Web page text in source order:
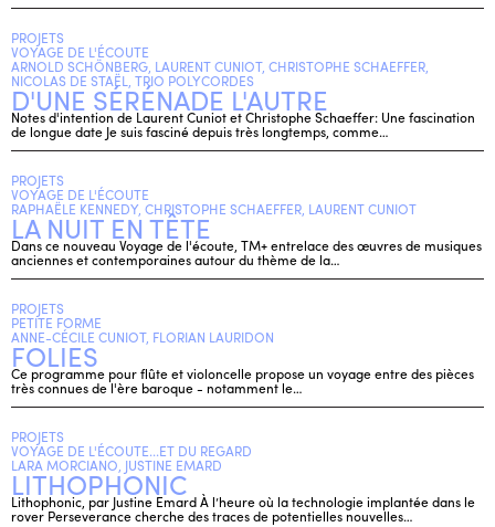
PROJETS
VOYAGE DE L'ÉCOUTE
ARNOLD SCHÖNBERG, LAURENT CUNIOT, CHRISTOPHE SCHAEFFER,
NICOLAS DE STAËL, TRIO POLYCORDES
D'UNE SÉRÉNADE L'AUTRE
Notes d'intention de Laurent Cuniot et Christophe Schaeffer: Une fascination
de longue date Je suis fasciné depuis très longtemps, comme…
PROJETS
VOYAGE DE L'ÉCOUTE
RAPHAËLE KENNEDY, CHRISTOPHE SCHAEFFER, LAURENT CUNIOT
LA NUIT EN TÊTE
Dans ce nouveau Voyage de l'écoute, TM+ entrelace des œuvres de musiques
anciennes et contemporaines autour du thème de la…
PROJETS
PETITE FORME
ANNE-CÉCILE CUNIOT, FLORIAN LAURIDON
FOLIES
Ce programme pour flûte et violoncelle propose un voyage entre des pièces
très connues de l'ère baroque - notamment le…
PROJETS
VOYAGE DE L'ÉCOUTE...ET DU REGARD
LARA MORCIANO, JUSTINE EMARD
LITHOPHONIC
Lithophonic, par Justine Emard À l’heure où la technologie implantée dans le
rover Perseverance cherche des traces de potentielles nouvelles…